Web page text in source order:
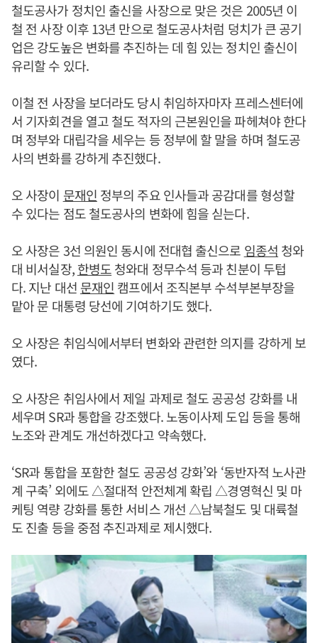
철도공사가 정치인 출신을 사장으로 맞은 것은 2005년 이
철 전 사장 이후 13년 만으로 철도공사처럼 덩치가 큰 공기
업은 강도높은 변화를 추진하는 데 힘 있는 정치인 출신이
유리할 수 있다.
이철 전 사장을 보더라도 당시 취임하자마자 프레스센터에
서 기자회견을 열고 철도 적자의 근본원인을 파헤쳐야 한다
며 정부와 대립각을 세우는 등 정부에 할 말을 하며 철도공
사의 변화를 강하게 추진했다.
오 사장이 문재인 정부의 주요 인사들과 공감대를 형성할
수 있다는 점도 철도공사의 변화에 힘을 싣는다.
오 사장은 3선 의원인 동시에 전대협 출신으로 임종석 청와
대 비서실장,한병도청와대 정무수석 등과 친분이 두텁
다. 지난 대선 문재인 캠프에서 조직본부 수석부본부장을
맡아 문 대통령 당선에 기여하기도 했다.
오 사장은 취임식에서부터 변화와 관련한 의지를 강하게 보
였다.
오 사장은 취임사에서 제일 과제로 철도 공공성 강화를 내
세우며 SR과 통합을 강조했다. 노동이사제 도입 등을 통해
노조와 관계도 개선하겠다고 약속했다.
‘SR과 통합을 포함한 철도 공공성 강화’와 ‘동반자적 노사관
계 구축’ 외에도 △절대적 안전체계 확립 △경영혁신 및 마
케팅 역량 강화를 통한 서비스 개선 △남북철도 및 대륙철
도 진출 등을 중점 추진과제로 제시했다.